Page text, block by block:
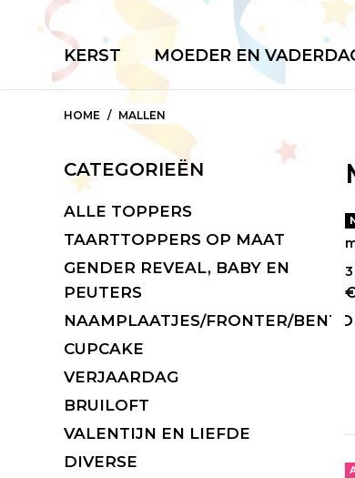
KERST MOEDER EN
HOME MALLEN
CATEGORIEËN
ALLE TOPPERS
TAARTTOPPERS OP MAAT
GENDER REVEAL, BABY EN
PEUTERS
NAAMPLAATJES/FRONTER/BENTO
CUPCAKE
VERJAARDAG
BRUILOFT
VALENTIJN EN LIEFDE
DIVERSE